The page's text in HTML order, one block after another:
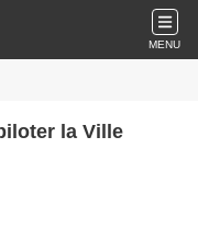
MENU
la Ville